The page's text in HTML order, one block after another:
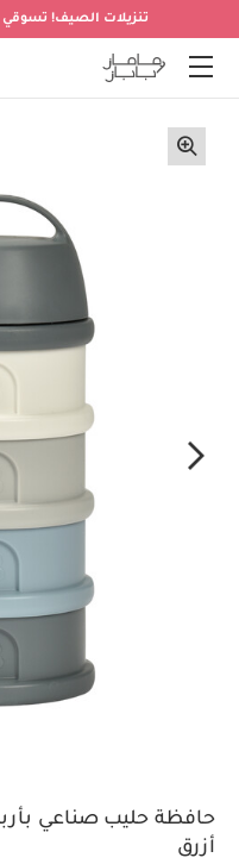
تنزيلات الصيف! تسوقي
حافظة حليب صناعي
أزرق